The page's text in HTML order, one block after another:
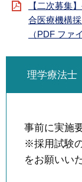
【二次募集
合医療機構
（PDF ファ
理学療法士
事前に実施
※採用試験
をお願いい